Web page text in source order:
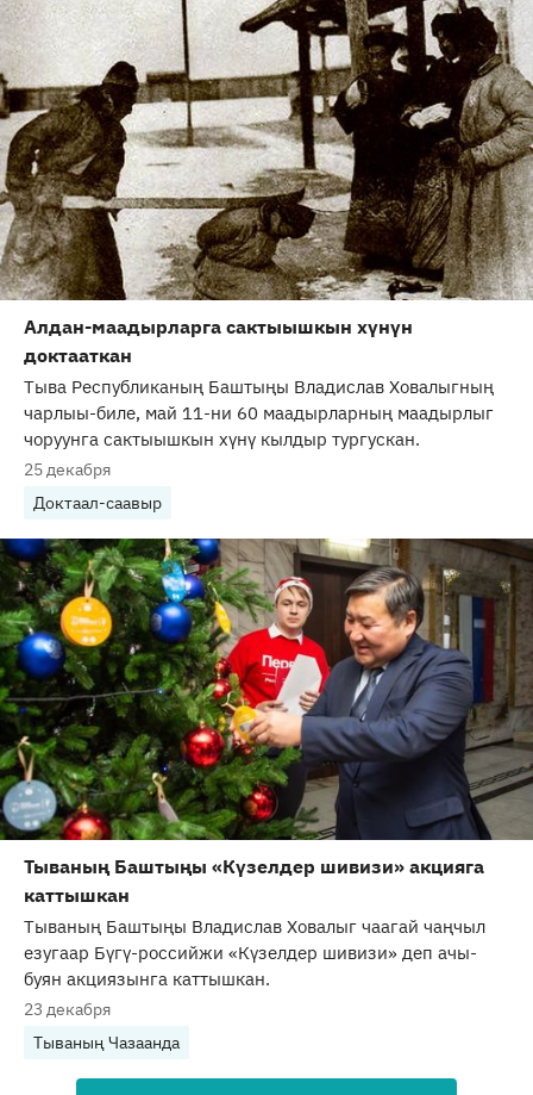
Алдан-маадырларга сактыышкын хүнүн
доктааткан
Тыва Республиканың Баштыңы Владислав Ховалыгның
чарлыы-биле, май 11-ни 60 маадырларның маадырлыг
чоруунга сактыышкын хүнү кылдыр тургускан.
25 декабря
Доктаал-саавыр
Тываның Баштыңы «Күзелдер шивизи» акцияга
каттышкан
Тываның Баштыңы Владислав Ховалыг чаагай чаңчыл
езугаар Бүгү-российжи «Күзелдер шивизи» деп ачы-
буян акциязынга каттышкан.
23 декабря
Тываның Чазаанда